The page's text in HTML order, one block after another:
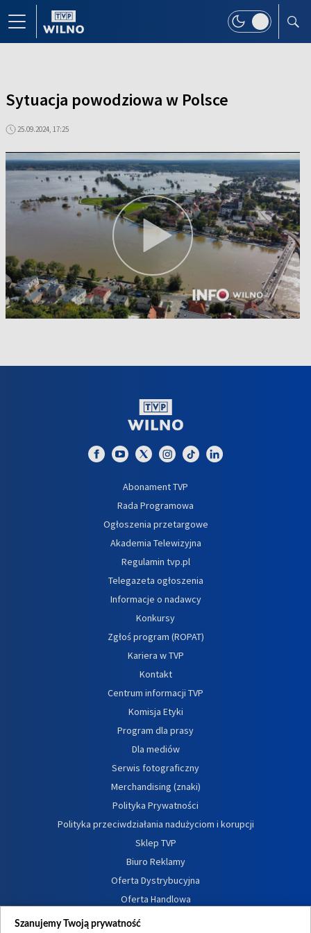
Sytuacja powodziowa w Polsce
25.09.2024, 17:25
Abonament TVP
Rada Programowa
Ogłoszenia przetargowe
Akademia Telewizyjna
Regulamin tvp.pl
Telegazeta ogłoszenia
Informacje o nadawcy
Konkursy
Zgłoś program (ROPAT)
Kariera w TVP
Kontakt
Centrum informacji TVP
Komisja Etyki
Program dla prasy
Dla mediów
Serwis fotograficzny
Merchandising (znaki)
Polityka Prywatności
Polityka przeciwdziałania nadużyciom i korupcji
Sklep TVP
Biuro Reklamy
Oferta Dystrybucyjna
Oferta Handlowa
Dostępność
Szanujemy Twoją prywatność